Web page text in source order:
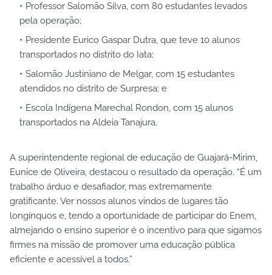
Professor Salomão Silva, com 80 estudantes levados
pela operação;
Presidente Eurico Gaspar Dutra, que teve 10 alunos
transportados no distrito do Iata;
Salomão Justiniano de Melgar, com 15 estudantes
atendidos no distrito de Surpresa; e
Escola Indígena Marechal Rondon, com 15 alunos
transportados na Aldeia Tanajura.
A superintendente regional de educação de Guajará-Mirim,
Eunice de Oliveira, destacou o resultado da operação. “É um
trabalho árduo e desafiador, mas extremamente
gratificante. Ver nossos alunos vindos de lugares tão
longínquos e, tendo a oportunidade de participar do Enem,
almejando o ensino superior é o incentivo para que sigamos
firmes na missão de promover uma educação pública
eficiente e acessível a todos.”